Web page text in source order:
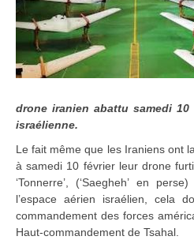
drone iranien abattu samedi 10
israélienne.
Le fait même que les Iraniens ont
à samedi 10 février leur drone
‘Tonnerre’, (‘Saegheh’ en
l’espace aérien israélien, cela
commandement des forces
Haut-commandement de Tsahal.